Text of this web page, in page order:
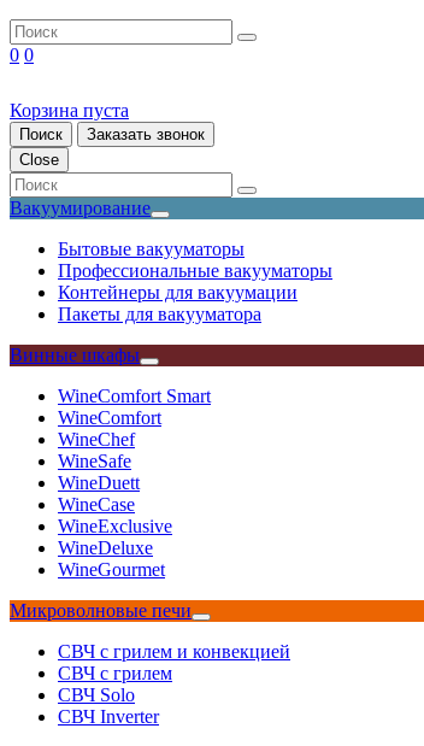
0 0
Корзина пуста
Поиск
Заказать звонок
Close
Вакуумирование
Бытовые вакууматоры
Профессиональные вакууматоры
Контейнеры для вакуумации
Пакеты для вакууматора
Винные шкафы
WineComfort Smart
WineComfort
WineChef
WineSafe
WineDuett
WineCase
WineExclusive
WineDeluxe
WineGourmet
Микроволновые печи
СВЧ с грилем и конвекцией
СВЧ с грилем
СВЧ Solo
СВЧ Inverter